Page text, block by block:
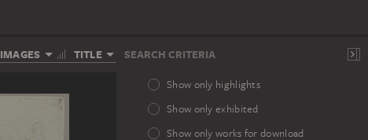
IMAGES TITLE SEARCH CRITERIA
Show only highlights
Show only exhibited
Show only works for download